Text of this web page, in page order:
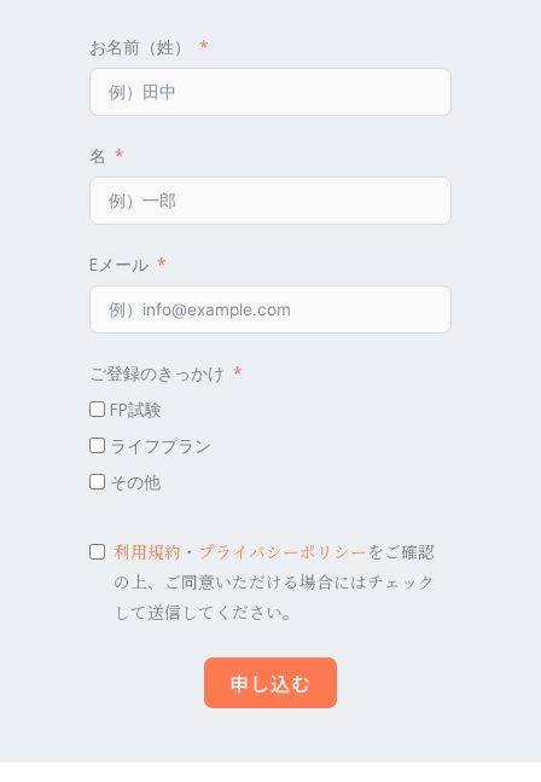
お名前（姓）
名
Eメール
ご登録のきっかけ
FP試験
ライフプラン
その他
利用規約 ・ プライバシーポリシー をご確認
の上、ご同意いただける場合にはチェック
して送信してください。
申し込む